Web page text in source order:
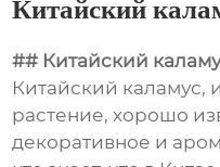
Китайский
## Китайский
Китайский каламус,
растение, хорошо
декоративное и